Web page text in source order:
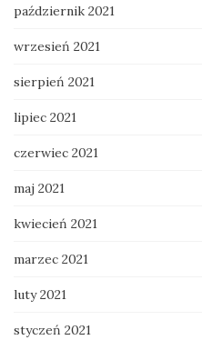
październik 2021
wrzesień 2021
sierpień 2021
lipiec 2021
czerwiec 2021
maj 2021
kwiecień 2021
marzec 2021
luty 2021
styczeń 2021